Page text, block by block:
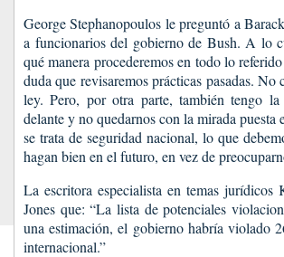
George Stephanopoulos le preguntó a
a funcionarios del gobierno de Bush. A lo
qué manera procederemos en todo lo
duda que revisaremos prácticas pasadas.
ley. Pero, por otra parte, también tengo
delante y no quedarnos con la mirada
se trata de seguridad nacional, lo que
hagan bien en el futuro, en vez de
La escritora especialista en temas
Jones que: “La lista de potenciales
una estimación, el gobierno habría violado
internacional.”